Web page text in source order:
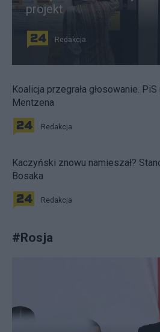
projekt
Redakcja
Koalicja przegrała głosowanie.
Mentzena
Redakcja
Kaczyński znowu namieszał?
Bosaka
Redakcja
#Rosja